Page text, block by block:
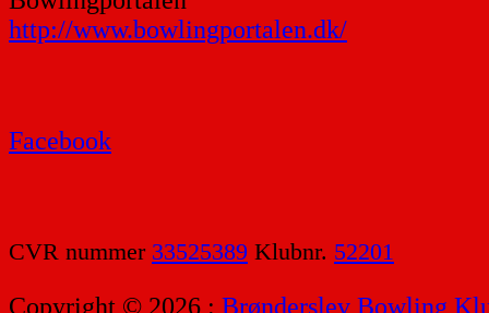
http://www.bowlingportalen.dk/
Facebook
CVR nummer 33525389 Klubnr. 52201
Copyright © 2026 : Brønderslev Bowling